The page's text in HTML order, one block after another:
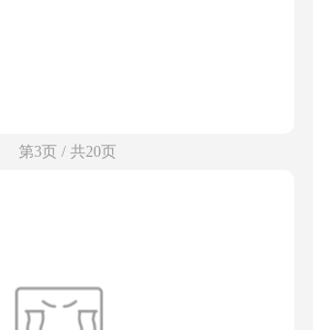
第3页 / 共20页